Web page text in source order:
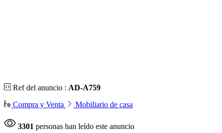
Ref del anuncio : AD-A759
Compra y Venta Mobiliario de casa
3301 personas han leído este anuncio